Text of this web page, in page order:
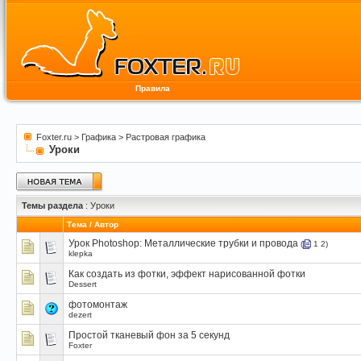
Правила
Foxter.ru > Графика > Растровая графика
Уроки
Темы раздела : Уроки
Тема / Автор
Урок Photoshop: Металлические трубки и провода ( 1 2)
klepka
Как создать из фотки, эффект нарисованной фотки
Dessert
фотомонтаж
dezert
Простой тканевый фон за 5 секунд
Foxter